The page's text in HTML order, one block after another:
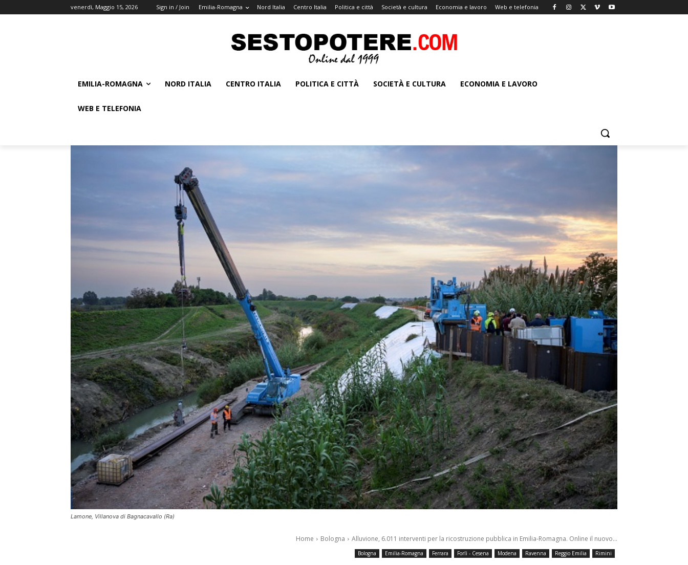
venerdì, Maggio 15, 2026 Sign in / Join Emilia-Romagna Nord Italia Centro Italia Politica e città Società e cultura Economia e lavoro Web e telefonia
EMILIA-ROMAGNA NORD ITALIA CENTRO ITALIA POLITICA E CITTÀ SOCIETÀ E CULTURA ECONOMIA E LAVORO
WEB E TELEFONIA
Lamone, Villanova di Bagnacavallo (Ra)
Home Bologna Alluvione, 6.011 interventi per la ricostruzione pubblica in Emilia-Romagna. Online il nuovo...
Bologna Emilia-Romagna Ferrara Forlì - Cesena Modena Ravenna Reggio Emilia Rimini